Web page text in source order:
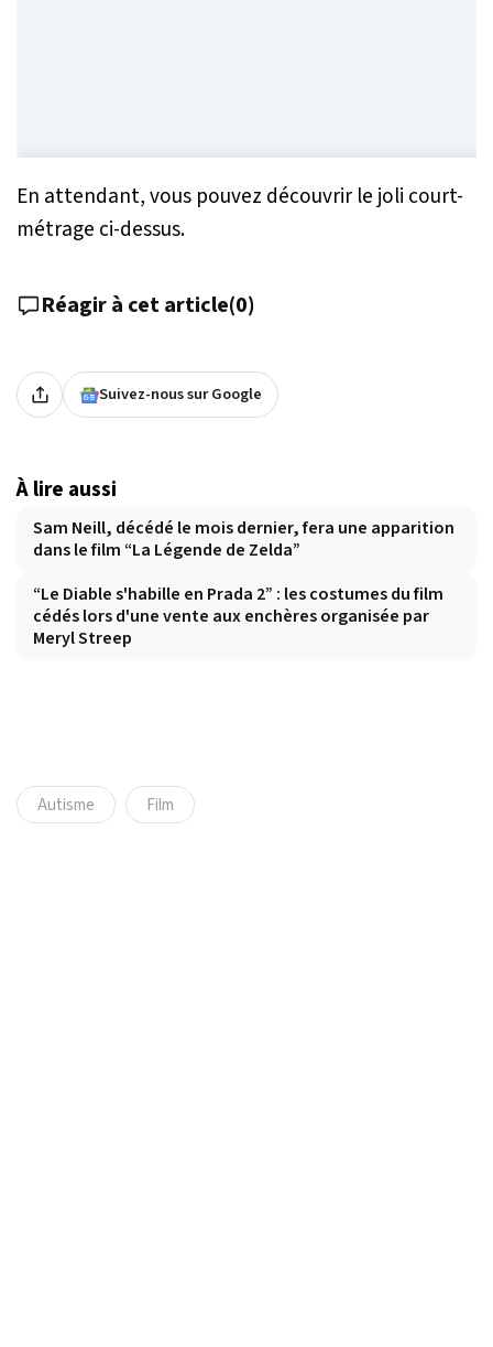
En attendant, vous pouvez découvrir le joli court-
métrage ci-dessus.
Réagir à cet article(0)
Suivez-nous sur Google
À lire aussi
Sam Neill, décédé le mois dernier, fera une apparition
dans le film “La Légende de Zelda”
“Le Diable s'habille en Prada 2” : les costumes du film
cédés lors d'une vente aux enchères organisée par
Meryl Streep
Autisme Film